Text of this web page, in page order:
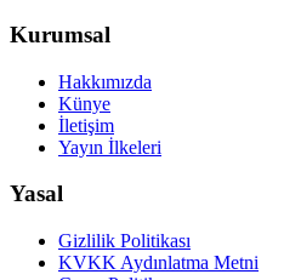
Kurumsal
Hakkımızda
Künye
İletişim
Yayın İlkeleri
Yasal
Gizlilik Politikası
KVKK Aydınlatma Metni